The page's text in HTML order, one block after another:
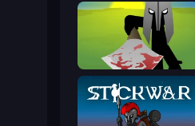
Kill The Spartan